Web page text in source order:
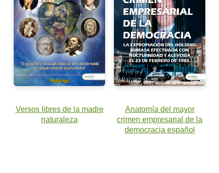
Versos libres de la madre
naturaleza
Anatomía del mayor
crimen empresarial de la
democracia español